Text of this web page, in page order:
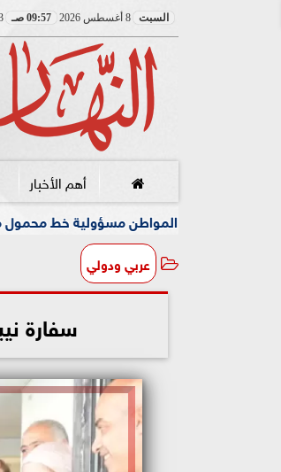
السبت 8 أغسطس 2026 09:57 صـ
أهم الأخبار
مسؤولية خط محمول مسجل باسمه ولا
عربي ودولي
سفارة